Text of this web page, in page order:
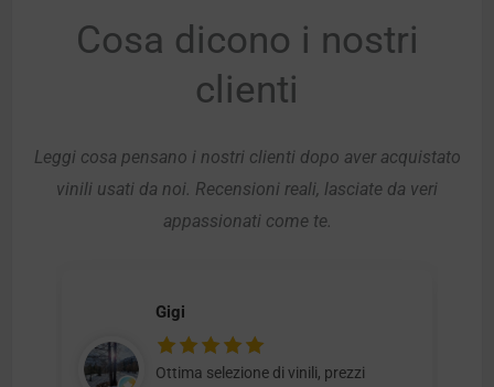
Cosa dicono i nostri
clienti
Leggi cosa pensano i nostri clienti dopo aver acquistato
vinili usati da noi. Recensioni reali, lasciate da veri
appassionati come te.
Gigi
Ottima selezione di vinili, prezzi